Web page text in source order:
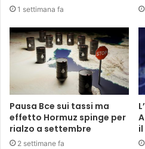
1 settimana fa
Pausa Bce sui tassi ma
effetto Hormuz spinge per
rialzo a settembre
2 settimane fa